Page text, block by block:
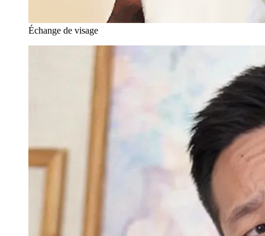
Échange de visage